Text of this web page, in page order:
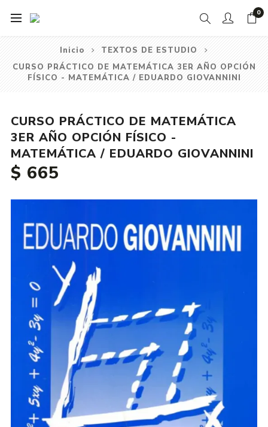
0
Inicio
TEXTOS DE ESTUDIO
CURSO PRÁCTICO DE MATEMÁTICA 3ER AÑO OPCIÓN
FÍSICO - MATEMÁTICA / EDUARDO GIOVANNINI
CURSO PRÁCTICO DE MATEMÁTICA
3ER AÑO OPCIÓN FÍSICO -
MATEMÁTICA / EDUARDO GIOVANNINI
$ 665